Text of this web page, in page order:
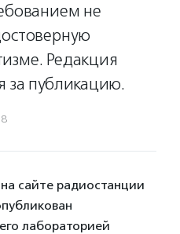
не
Редакция
за публикацию.
на сайте радиостанции
лабораторией